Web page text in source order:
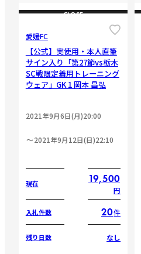
CLOSE
愛媛FC
【公式】実使用・本人直筆
サイン入り「第27節vs栃木
SC戦限定着用トレーニング
ウェア」GK 1 岡本 昌弘
2021年9月6日(月)20:00
2021年9月12日(日)22:10
現在 19,500
円
入札件数 20件
残り日数 なし